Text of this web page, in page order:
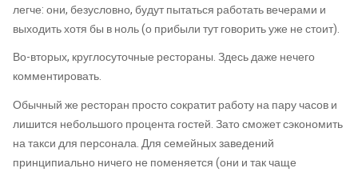
легче: они, безусловно, будут пытаться работать вечерами и
выходить хотя бы в ноль (о прибыли тут говорить уже не стоит).
Во-вторых, круглосуточные рестораны. Здесь даже нечего
комментировать.
Обычный же ресторан просто сократит работу на пару часов и
лишится небольшого процента гостей. Зато сможет сэкономить
на такси для персонала. Для семейных заведений
принципиально ничего не поменяется (они и так чаще